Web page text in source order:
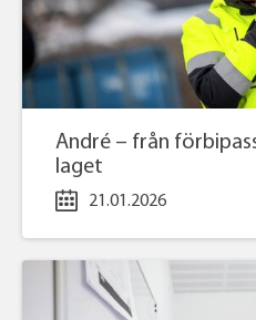
André – från
laget
21.01.2026